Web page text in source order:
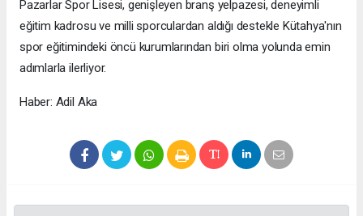
Pazarlar Spor Lisesi, genişleyen branş yelpazesi, deneyimli
eğitim kadrosu ve milli sporculardan aldığı destekle Kütahya'nın
spor eğitimindeki öncü kurumlarından biri olma yolunda emin
adımlarla ilerliyor.
Haber: Adil Aka